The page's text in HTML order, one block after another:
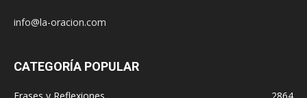
info@la-oracion.com
CATEGORÍA POPULAR
Frases y Reflexiones
2864